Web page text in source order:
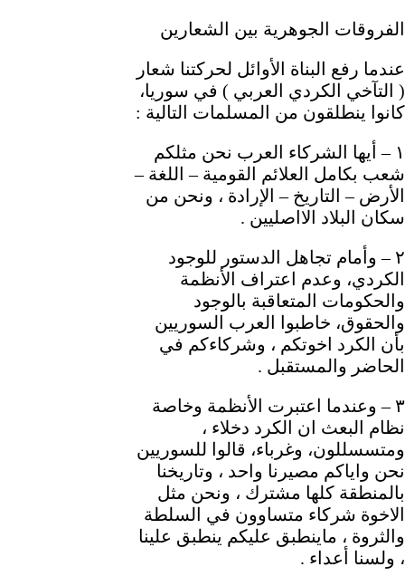
الفروقات الجوهرية بين الشعارين
عندما رفع البناة الأوائل لحركتنا شعار
( التآخي الكردي العربي ) في سوريا،
كانوا ينطلقون من المسلمات التالية :
١ – أيها الشركاء العرب نحن مثلكم
شعب بكامل العلائم القومية – اللغة –
الأرض – التاريخ – الإرادة ، ونحن من
سكان البلاد الااصليين .
٢ – وأمام تجاهل الدستور للوجود
الكردي، وعدم اعتراف الأنظمة
والحكومات المتعاقبة بالوجود
والحقوق، خاطبوا العرب السوريين
بأن الكرد اخوتكم ، وشركاءكم في
الحاضر والمستقبل .
٣ – وعندما اعتبرت الأنظمة وخاصة
نظام البعث ان الكرد دخلاء ،
ومتسسللون، وغرباء، قالوا للسوريين
نحن واياكم مصيرنا واحد ، وتاريخنا
بالمنطقة كلها مشترك ، ونحن مثل
الاخوة شركاء متساوون في السلطة
والثروة ، ماينطبق عليكم ينطبق علينا
، ولسنا أعداء .